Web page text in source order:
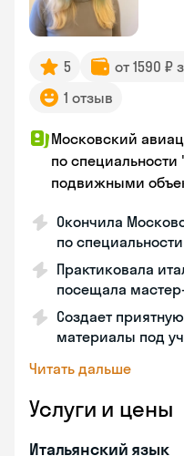
5 от 1590 ₽
1 отзыв
Московский
по
подвижными
Окончила
по
Практиковала
посещала
Создает
материалы под
Читать дальше
Услуги и цены
Итальянский язык